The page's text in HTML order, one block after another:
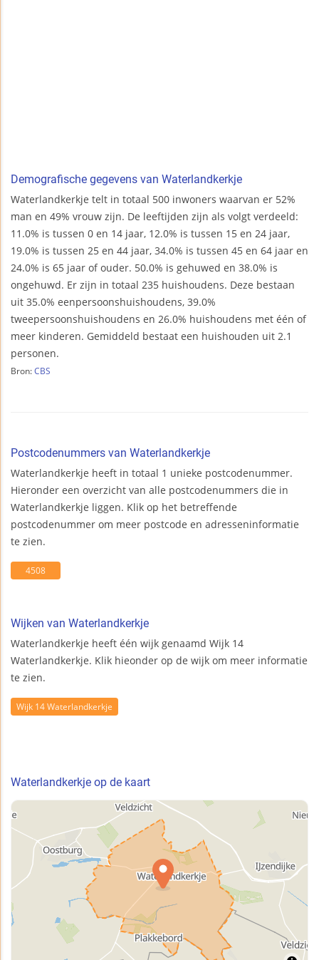
Demografische gegevens van Waterlandkerkje
Waterlandkerkje telt in totaal 500 inwoners waarvan er 52%
man en 49% vrouw zijn. De leeftijden zijn als volgt verdeeld:
11.0% is tussen 0 en 14 jaar, 12.0% is tussen 15 en 24 jaar,
19.0% is tussen 25 en 44 jaar, 34.0% is tussen 45 en 64 jaar en
24.0% is 65 jaar of ouder. 50.0% is gehuwed en 38.0% is
ongehuwd. Er zijn in totaal 235 huishoudens. Deze bestaan
uit 35.0% eenpersoonshuishoudens, 39.0%
tweepersoonshuishoudens en 26.0% huishoudens met één of
meer kinderen. Gemiddeld bestaat een huishouden uit 2.1
personen.
Bron: CBS
Postcodenummers van Waterlandkerkje
Waterlandkerkje heeft in totaal 1 unieke postcodenummer.
Hieronder een overzicht van alle postcodenummers die in
Waterlandkerkje liggen. Klik op het betreffende
postcodenummer om meer postcode en adresseninformatie
te zien.
4508
Wijken van Waterlandkerkje
Waterlandkerkje heeft één wijk genaamd Wijk 14
Waterlandkerkje. Klik hieonder op de wijk om meer informatie
te zien.
Wijk 14 Waterlandkerkje
Waterlandkerkje op de kaart